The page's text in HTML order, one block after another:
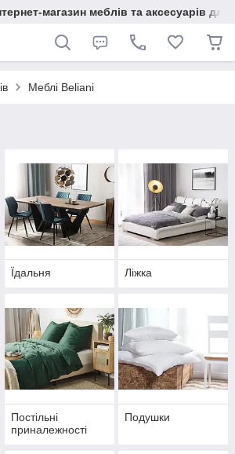
магазин меблів та аксесуарів для
Меблі Beliani
Їдальня Ліжка
Постільні
приналежності
Подушки